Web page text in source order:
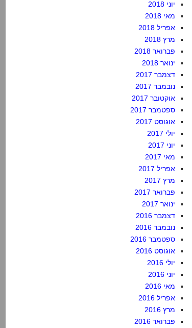
יוני 2018
מאי 2018
אפריל 2018
מרץ 2018
פברואר 2018
ינואר 2018
דצמבר 2017
נובמבר 2017
אוקטובר 2017
ספטמבר 2017
אוגוסט 2017
יולי 2017
יוני 2017
מאי 2017
אפריל 2017
מרץ 2017
פברואר 2017
ינואר 2017
דצמבר 2016
נובמבר 2016
ספטמבר 2016
אוגוסט 2016
יולי 2016
יוני 2016
מאי 2016
אפריל 2016
מרץ 2016
פברואר 2016